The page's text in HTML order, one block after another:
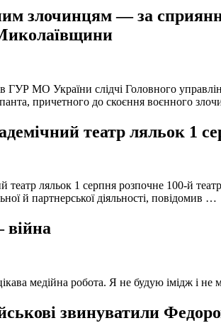
злочинцям — за
ГУР МО України слідчі Головного
причетного до скоєння воєнного
театр ляльок 1
театр ляльок 1 серпня розпочне 100-й
й партнерської діяльності, повідомив …
медійна робота. Я не будую імідж і
звинуватили